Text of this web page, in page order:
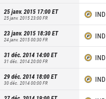
25 janv. 2015 17:00ET
25 janv. 2015 23:00FR IND
23 janv. 2015 18:30ET
24 janv. 2015 00:30FR IND
31 déc. 2014 14:00ET
31 déc. 2014 20:00FR IND
29 déc. 2014 18:00ET
30 déc. 2014 00:00FR IND